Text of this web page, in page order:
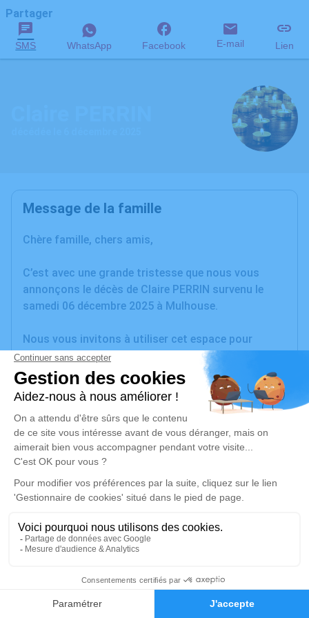
Faire-part Hommages
Partager
SMS WhatsApp Facebook E-mail Lien
Message de la famille
Chère famille, chers amis,
C’est avec une grande tristesse que nous vous
annonçons le décès de Claire PERRIN survenu le
samedi 06 décembre 2025 à Mulhouse.
Nous vous invitons à utiliser cet espace pour
laisser vos condoléances, partager des photos
souvenirs, une anecdote ou exprimer vos pensées à
travers des poèmes ou des textes. Cet endroit est
un lieu d'expression dédié à honorer la mémoire de
Claire PERRIN.
Cérémonie
jeudi 11 décembre 2025 à 14h30
Centre Funéraire du Pays de Thann d'Aspach-
Michelbach
68700 Aspach-Michelbach